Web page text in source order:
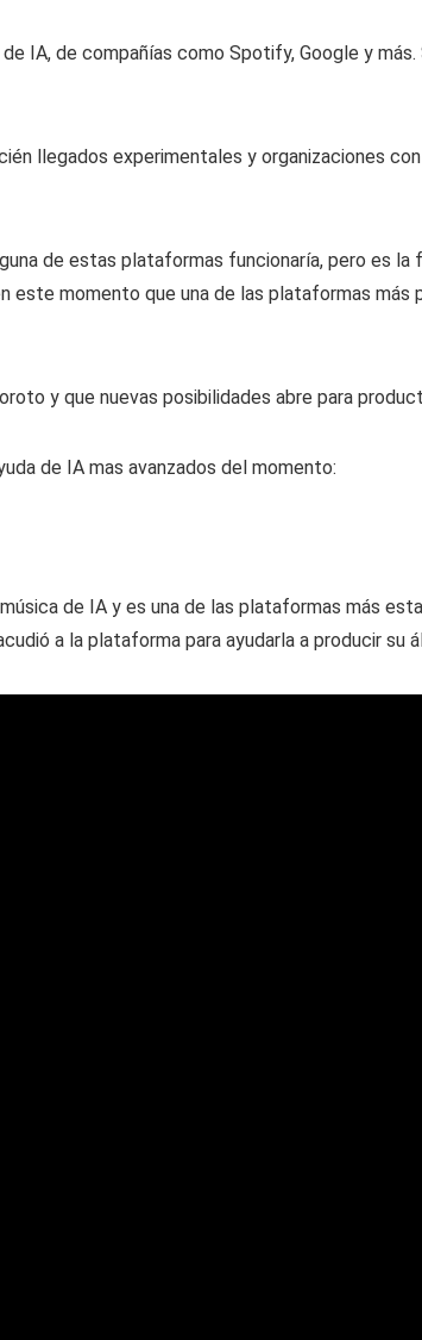
IA, de compañías como Spotify, Google y
llegados experimentales y organizaciones
de estas plataformas funcionaría, pero es la
este momento que una de las plataformas más
y que nuevas posibilidades abre para
de IA mas avanzados del momento:
de IA y es una de las plataformas más
a la plataforma para ayudarla a producir su